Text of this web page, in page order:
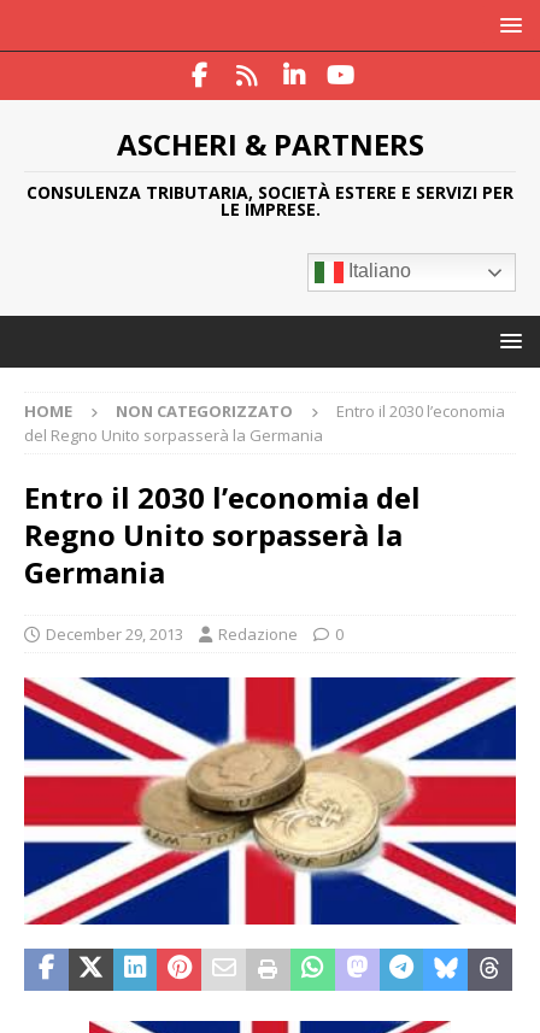
ASCHERI & PARTNERS
CONSULENZA TRIBUTARIA, SOCIETÀ ESTERE E SERVIZI PER
LE IMPRESE.
Italiano
HOME NON CATEGORIZZATO
Entro il 2030 l’economia
del Regno Unito sorpasserà la Germania
Entro il 2030 l’economia del
Regno Unito sorpasserà la
Germania
December 29, 2013 Redazione 0